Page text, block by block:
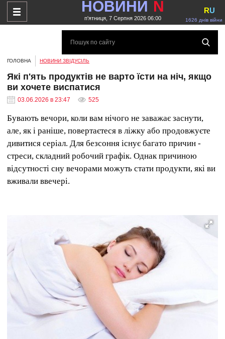
НОВИНИ N
п'ятниця, 7 Серпня 2026 06:00 1626 днів війни
RU
ГОЛОВНА НОВИНИ ЗВІДУСІЛЬ
Які п'ять продуктів не варто їсти на ніч, якщо
ви хочете виспатися
03.06.2026 в 23:47 525
Бувають вечори, коли вам нічого не заважає заснути,
але, як і раніше, повертаєтеся в ліжку або продовжуєте
дивитися серіал. Для безсоння існує багато причин -
стреси, складний робочий графік. Однак причиною
відсутності сну вечорами можуть стати продукти, які ви
вживали ввечері.